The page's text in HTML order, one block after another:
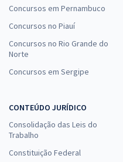
Concursos em Pernambuco
Concursos no Piauí
Concursos no Rio Grande do
Norte
Concursos em Sergipe
CONTEÚDO JURÍDICO
Consolidação das Leis do
Trabalho
Constituição Federal